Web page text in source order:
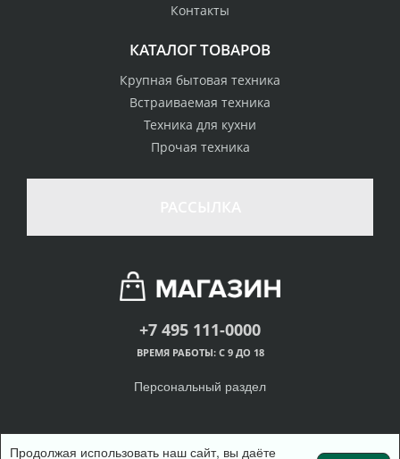
Контакты
КАТАЛОГ ТОВАРОВ
Крупная бытовая техника
Встраиваемая техника
Техника для кухни
Прочая техника
+7 495 111-0000
ВРЕМЯ РАБОТЫ: С 9 ДО 18
Персональный раздел
Продолжая использовать наш сайт, вы даёте